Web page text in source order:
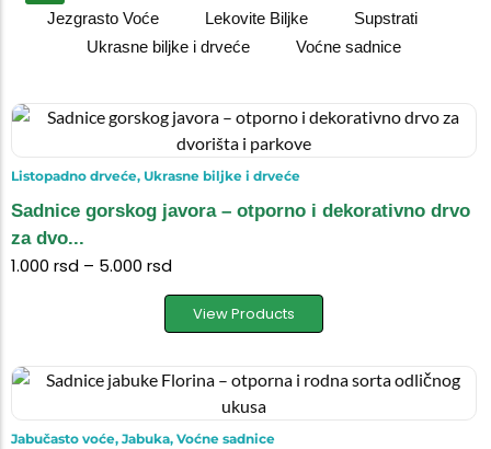
Jezgrasto Voće
Lekovite Biljke
Supstrati
Ukrasne biljke i drveće
Voćne sadnice
Listopadno drveće, Ukrasne biljke i drveće
Sadnice gorskog javora – otporno i dekorativno drvo
za dvo...
1.000 rsd – 5.000 rsd
View Products
Jabučasto voće, Jabuka, Voćne sadnice